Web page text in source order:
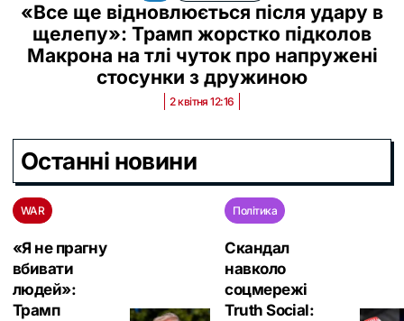
«Все ще відновлюється після удару в
щелепу»: Трамп жорстко підколов
Макрона на тлі чуток про напружені
стосунки з дружиною
2 квітня 12:16
Останні новини
WAR
«Я не прагну
вбивати
людей»:
Трамп
Політика
Скандал
навколо
соцмережі
Truth Social: